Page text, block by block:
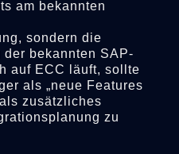
am bekannten
sondern die
bekannten SAP-
auf ECC läuft, sollte
als „neue Features
zusätzliches
zu